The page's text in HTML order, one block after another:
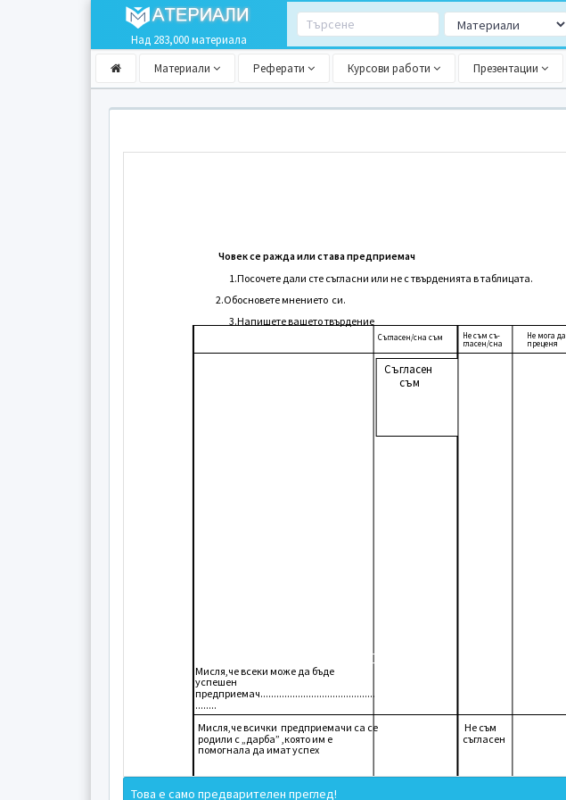
Над 283,000 материала
Материали Реферати Курсови работи Презентации
Човек се ражда или става предприемач
1.Посочете дали сте съгласни или не с твърденията в таблицата.
2.Обосновете мнението си.
3.Напишете вашето твърдение
Съгласен/сна съм
Не съм съ-
гласен/сна
Не мога да
преценя
Мисля,че всеки може да бъде
успешен
предприемач...........................................
........
Мисля,че всички предприемачи са се
родили с „дарба” ,която им е
помогнала да имат успех
Не съм
съгласен
Съгласен
съм
Това е само предварителен преглед!